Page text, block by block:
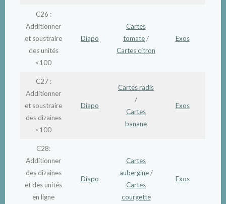
C26 :
Additionner
et soustraire
des unités
<100
Diapo
Cartes
tomate/
Cartes citron
Exos
C27 :
Additionner
et soustraire
des dizaines
<100
Diapo
Cartes radis
/
Cartes
banane
Exos
C28:
Additionner
des dizaines
et des unités
en ligne
Diapo
Cartes
aubergine/
Cartes
courgette
Exos